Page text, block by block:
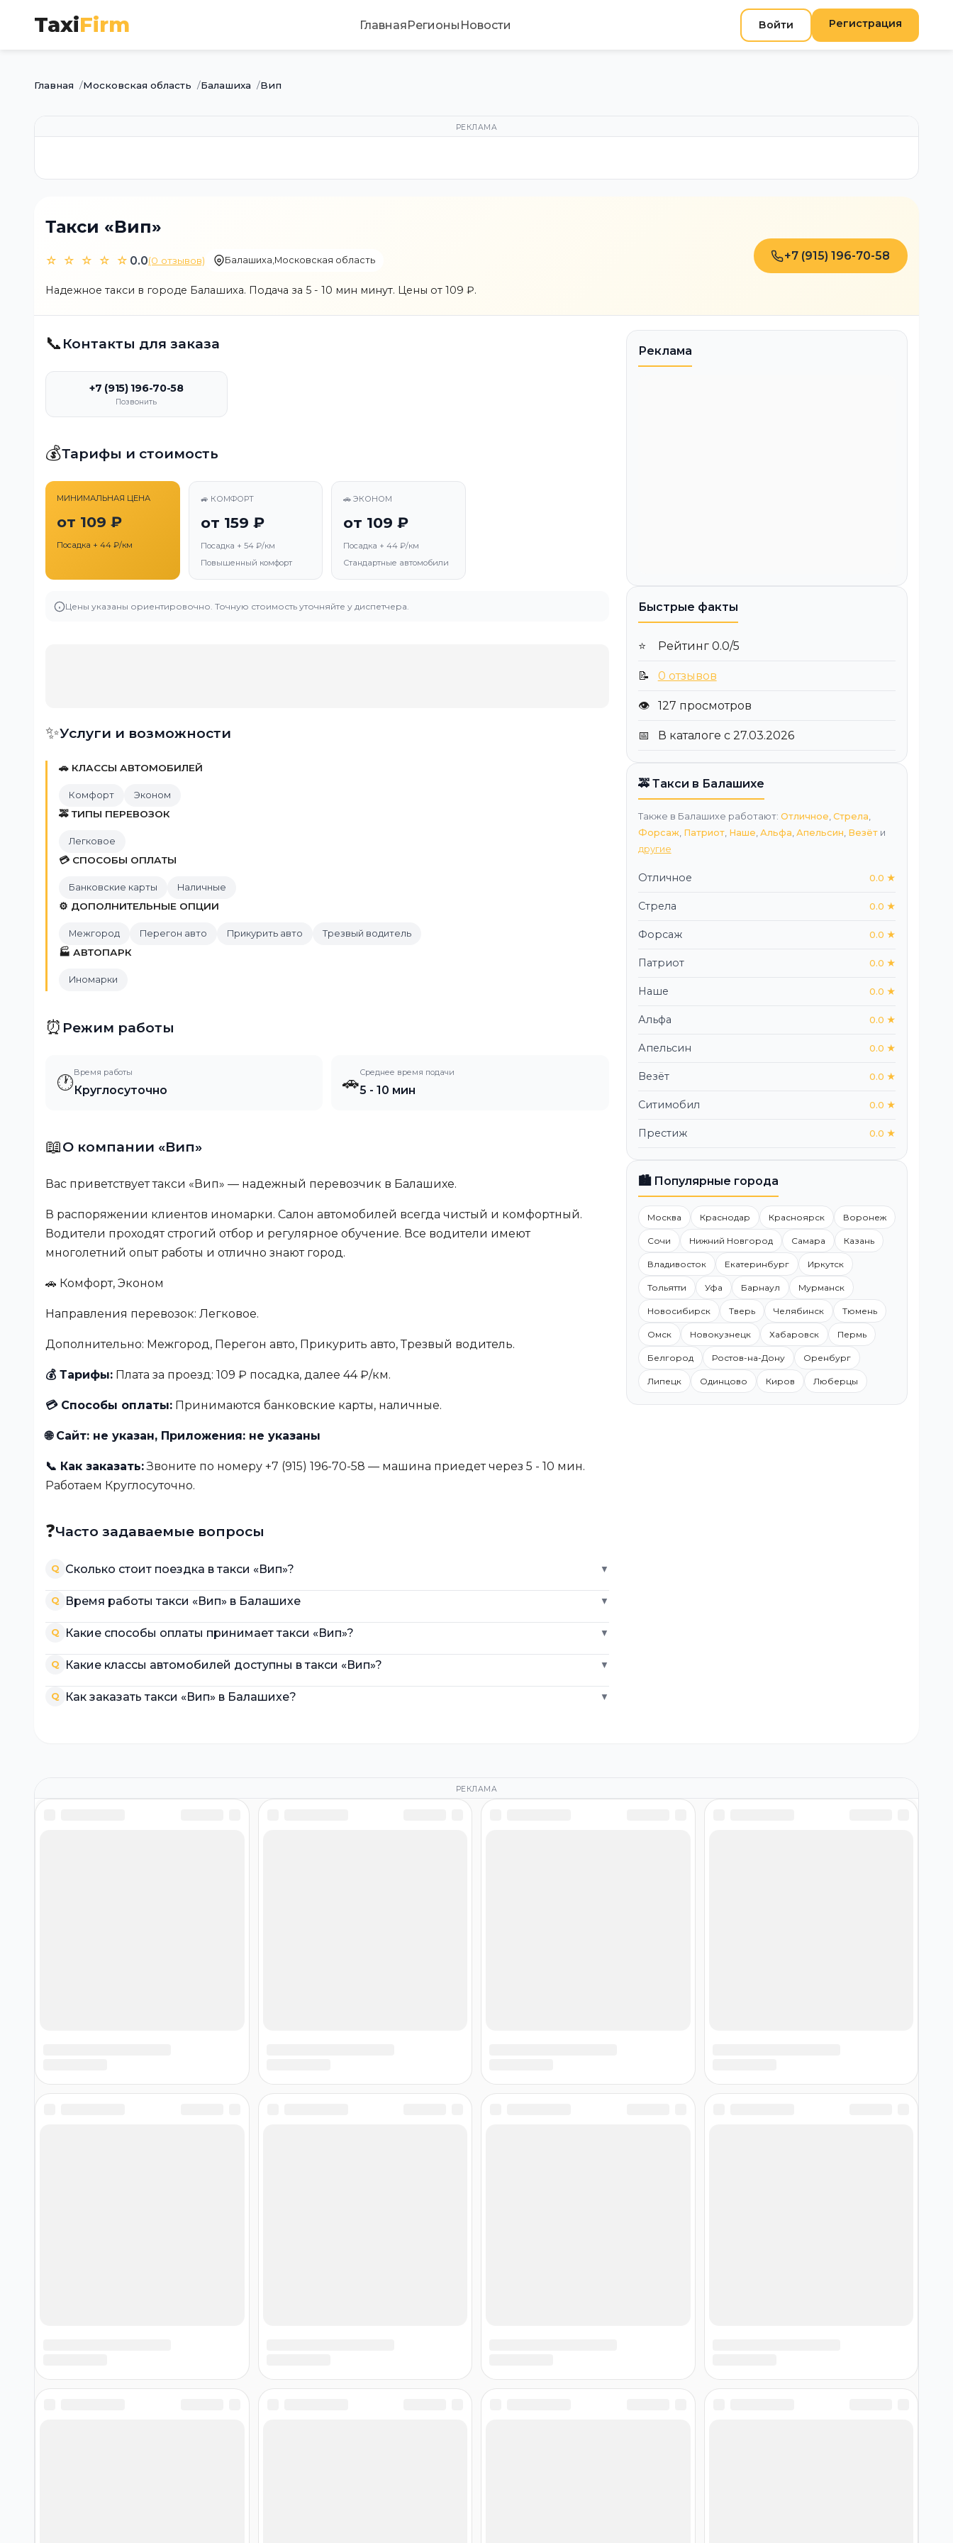
TaxiFirm ГлавнаяРегионы Новости Войти Регистрация
Главная Московская область Балашиха Вип
РЕКЛАМА
Такси «Вип»
☆ ☆ ☆ ☆ ☆ 0.0(0 отзывов) Балашиха,Московская область
Надежное такси в городе Балашиха. Подача за 5 - 10 мин минут. Цены от 109 ₽.
+7 (915) 196-70-58
📞 Контакты для заказа
+7 (915) 196-70-58
Позвонить
💰Тарифы и стоимость
МИНИМАЛЬНАЯ ЦЕНА
от 109 ₽
Посадка + 44 ₽/км
🚙 КОМФОРТ
от 159 ₽
Посадка + 54 ₽/км
Повышенный комфорт
🚗 ЭКОНОМ
от 109 ₽
Посадка + 44 ₽/км
Стандартные автомобили
Цены указаны ориентировочно. Точную стоимость уточняйте у диспетчера.
✨Услуги и возможности
🚗 КЛАССЫ АВТОМОБИЛЕЙ
Комфорт Эконом
🚕 ТИПЫ ПЕРЕВОЗОК
Легковое
💳 СПОСОБЫ ОПЛАТЫ
Банковские карты Наличные
⚙️ ДОПОЛНИТЕЛЬНЫЕ ОПЦИИ
Межгород Перегон авто Прикурить авто Трезвый водитель
🏭 АВТОПАРК
Иномарки
⏰ Режим работы
🕐Время работы
Круглосуточно 🚗Среднее время подачи
5 - 10 мин
📖О компании «Вип»
Вас приветствует такси «Вип» — надежный перевозчик в Балашихе.
В распоряжении клиентов иномарки. Салон автомобилей всегда чистый и комфортный.
Водители проходят строгий отбор и регулярное обучение. Все водители имеют
многолетний опыт работы и отлично знают город.
🚗 Комфорт, Эконом
Направления перевозок: Легковое.
Дополнительно: Межгород, Перегон авто, Прикурить авто, Трезвый водитель.
💰 Тарифы: Плата за проезд: 109 ₽ посадка, далее 44 ₽/км.
💳 Способы оплаты: Принимаются банковские карты, наличные.
🌐 Сайт: не указан, Приложения: не указаны
📞 Как заказать:Звоните по номеру +7 (915) 196-70-58 — машина приедет через 5 - 10 мин.
Работаем Круглосуточно.
❓Часто задаваемые вопросы
Q Сколько стоит поездка в такси «Вип»? ▼
Q Время работы такси «Вип» в Балашихе ▼
Q Какие способы оплаты принимает такси «Вип»? ▼
Q Какие классы автомобилей доступны в такси «Вип»? ▼
Q Как заказать такси «Вип» в Балашихе? ▼
Реклама
Быстрые факты
⭐ Рейтинг 0.0/5
📝 0 отзывов
👁️ 127 просмотров
📅 В каталоге с 27.03.2026
🚕 Такси в Балашихе
Также в Балашихе работают: Отличное, Стрела,
Форсаж, Патриот, Наше, Альфа, Апельсин, Везёти
другие
Отличное 0.0 ★
Стрела 0.0 ★
Форсаж 0.0 ★
Патриот 0.0 ★
Наше 0.0 ★
Альфа 0.0 ★
Апельсин 0.0 ★
Везёт 0.0 ★
Ситимобил 0.0 ★
Престиж 0.0 ★
🏙️ Популярные города
Москва Краснодар Красноярск Воронеж
Сочи Нижний Новгород Самара Казань
Владивосток Екатеринбург Иркутск
Тольятти Уфа Барнаул Мурманск
Новосибирск Тверь Челябинск Тюмень
Омск Новокузнецк Хабаровск Пермь
Белгород Ростов-на-Дону Оренбург
Липецк Одинцово Киров Люберцы
РЕКЛАМА